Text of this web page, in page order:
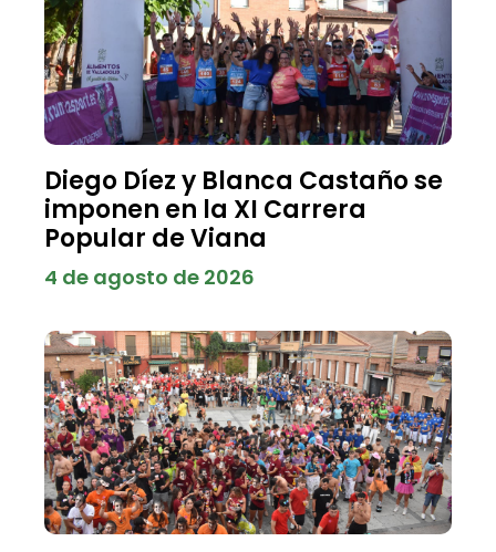
Diego Díez y Blanca Castaño se
imponen en la XI Carrera
Popular de Viana
4 de agosto de 2026